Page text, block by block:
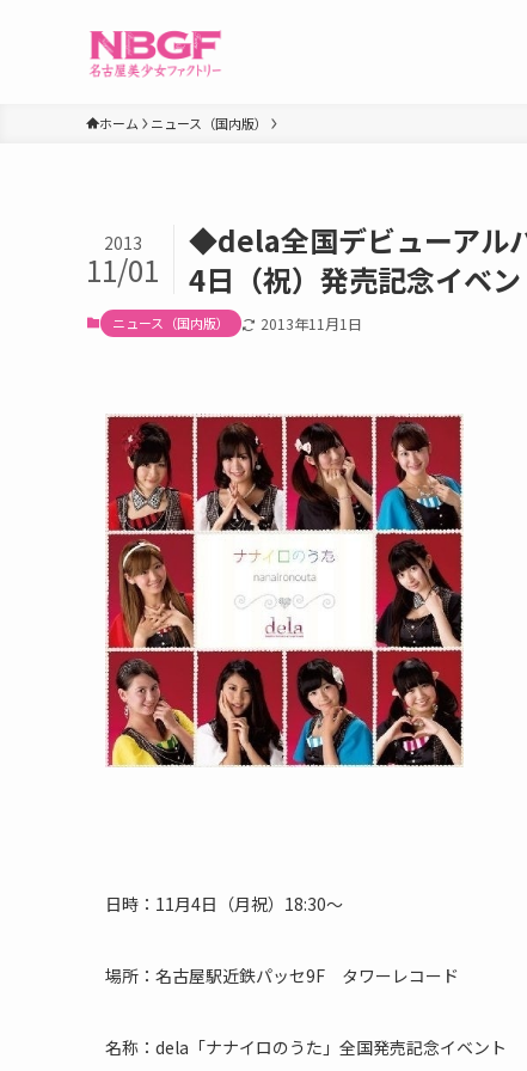
ホーム ニュース（国内版）
◆dela全国デビューアル
4日（祝）発売記念イベン
2013
11/01
ニュース（国内版） 2013年11月1日
日時：11月4日（月祝）18:30～
場所：名古屋駅近鉄パッセ9F タワーレコード
名称：dela「ナナイロのうた」全国発売記念イベント